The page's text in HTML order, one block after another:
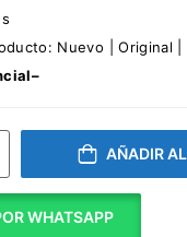
Nuevo | Original |
AÑADIR
WHATSAPP